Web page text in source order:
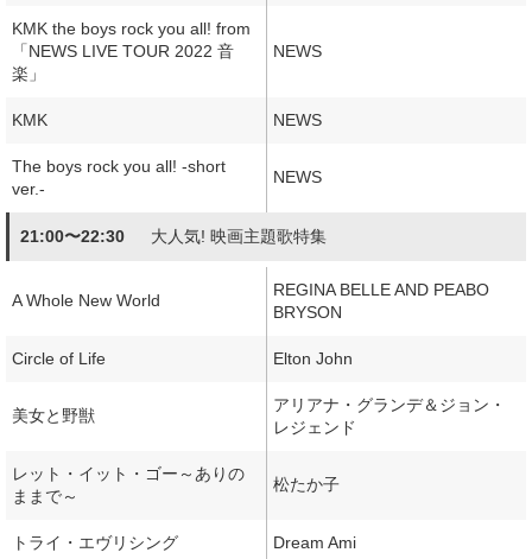
KMK the boys rock you all! from
「NEWS LIVE TOUR 2022 音
楽」
NEWS
KMK NEWS
The boys rock you all! -short
ver.-
NEWS
21:00〜22:30 大人気! 映画主題歌特集
A Whole New World
REGINA BELLE AND PEABO
BRYSON
Circle of Life Elton John
美女と野獣
アリアナ・グランデ＆ジョン・
レジェンド
レット・イット・ゴー～ありの
ままで～
松たか子
トライ・エヴリシング Dream Ami